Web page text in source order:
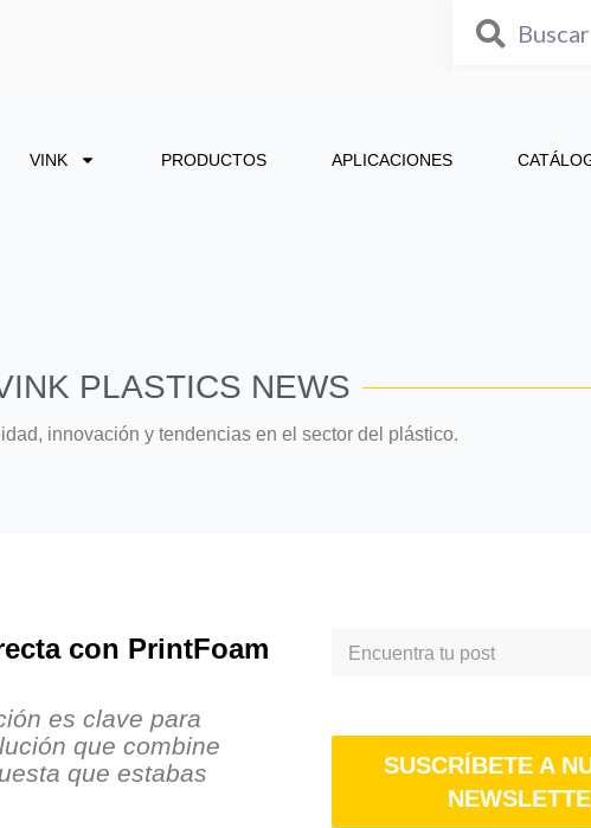
VINK PRODUCTOS APLICACIONES
PLASTICS NEWS
innovación y tendencias en el sector del plástico.
con PrintFoam
es clave para
que combine
que estabas
Search
SUSCRÍBETE A